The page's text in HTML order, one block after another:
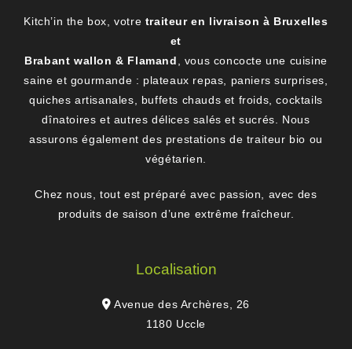
Kitch’in the box, votre traiteur en livraison à Bruxelles
et
Brabant wallon & Flamand , vous concocte une cuisine
saine et gourmande : plateaux repas, paniers surprises,
quiches artisanales, buffets chauds et froids, cocktails
dînatoires et autres délices salés et sucrés. Nous
assurons également des prestations de traiteur bio ou
végétarien.
Chez nous, tout est préparé avec passion, avec des
produits de saison d’une extrême fraîcheur.
Localisation
Avenue des Archères, 26
1180 Uccle